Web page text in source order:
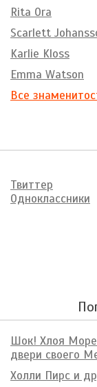
Rita Ora
Scarlett
Karlie Kloss
Emma Watson
Все
Твиттер
Одноклассники
Шок! Хлоя
двери своего
Холли Пирс и